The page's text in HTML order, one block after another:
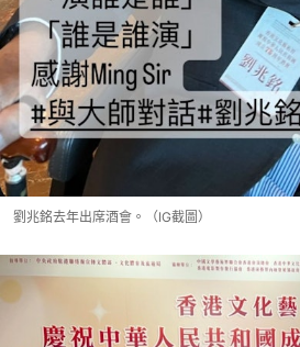
劉兆銘去年出席酒會。（IG截圖）